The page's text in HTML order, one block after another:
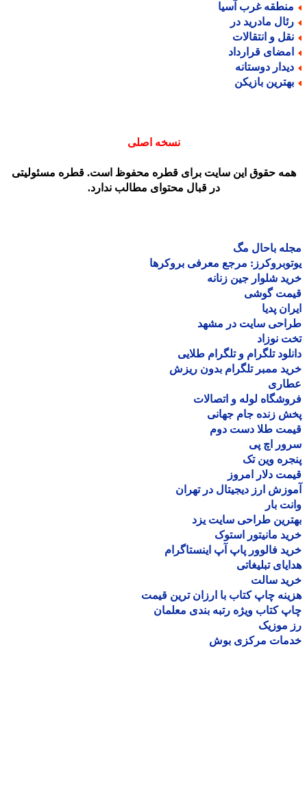
غرب آسیا
مادرید در
و انتقالات
قرارداد
دوستانه
بازیکن
نسخه اصلی
حقوق این سایت برای قطره محفوظ است. قطره مسئولیتی
در قبال محتوای مطالب ندارد.
باحال مگ
مرجع معرفی بروکرها
شلوار جین زنانه
گوشی
پدیا
سایت در مشهد
نوزاد
تلگرام و تلگرام طلایی
ممبر تلگرام بدون ریزش
لوله و اتصالات
زنده جام جهانی
طلا دست دوم
اچ پی
وین تک
دلار امروز
ارز دیجیتال در تهران
بار
طراحی سایت یزد
مانیتور استوک
فالوور پاپ آپ اینستاگرام
تبلیغاتی
سالت
چاپ کتاب با ارزان ترین قیمت
کتاب ویژه رتبه بندی معلمان
موزیک
مرکزی بوش